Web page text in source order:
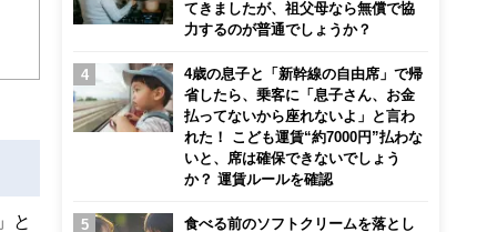
と
てきましたが、祖父母なら無償で協
力するのが普通でしょうか？
4歳の息子と「新幹線の自由席」で帰
省したら、乗客に「息子さん、お金
払ってないから座れないよ」と言わ
れた！ こども運賃“約7000円”払わな
いと、席は確保できないでしょう
か？ 運賃ルールを確認
食べる前のソフトクリームを落とし